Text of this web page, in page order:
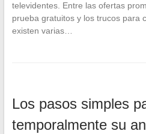
televidentes. Entre las ofertas
prueba gratuitos y los trucos para
existen varias…
Los pasos simples
temporalmente su